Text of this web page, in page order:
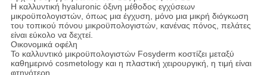
Η καλλυντική hyaluronic όξινη μέθοδος εγχύσεων
μικροϋπολογιστών, όπως μια έγχυση, μόνο μια μικρή διόγκωση
του τοπικού πόνου μικροϋπολογιστών, κανένας πόνος, πελάτες
είναι εύκολο να δεχτεί.
Οικονομικά οφέλη
Το καλλυντικό μικροϋπολογιστών Fosyderm κοστίζει μεταξύ
καθημερινό cosmetology και η πλαστική χειρουργική, η τιμή είναι
φτηνότερη.